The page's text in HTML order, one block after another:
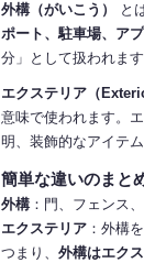
外構（がいこう） と
ポート、駐車場、ア
分」として扱われます
エクステリア（
意味で使われます。
明、装飾的なアイテ
簡単な違いのまと
外構：門、フェンス
エクステリア ：外構
つまり、 外構はエク